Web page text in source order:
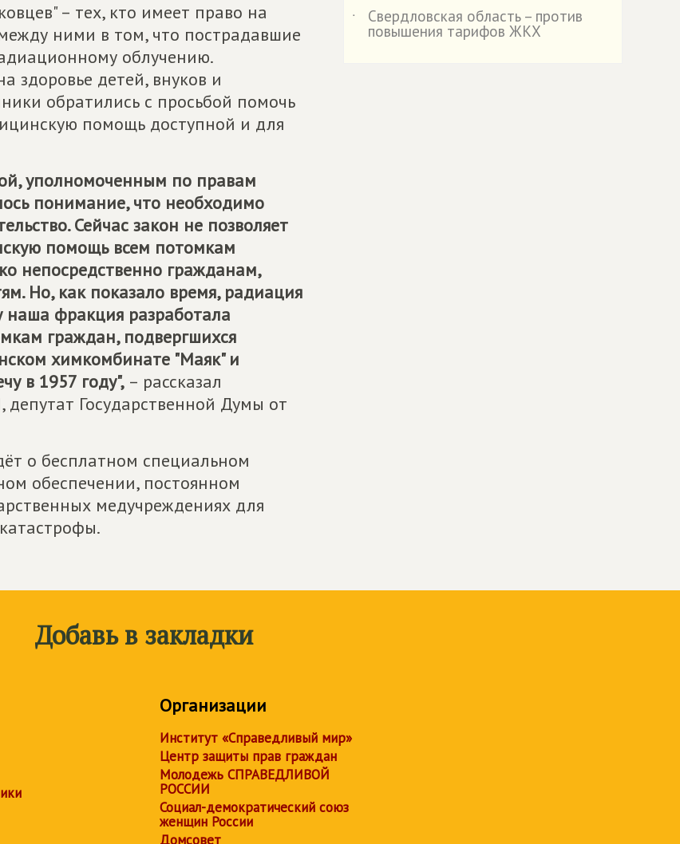
– тех, кто имеет право на
ними в том, что пострадавшие
облучению.
здоровье детей, внуков и
обратились с просьбой помочь
помощь доступной и для
уполномоченным по правам
понимание, что необходимо
Сейчас закон не позволяет
помощь всем потомкам
непосредственно гражданам,
Но, как показало время, радиация
наша фракция разработала
граждан, подвергшихся
химкомбинате "Маяк" и
в 1957 году", – рассказал
Государственной Думы от
о бесплатном специальном
обеспечении, постоянном
медучреждениях для
˙
Свердловская область – против
повышения тарифов ЖКХ
Добавь в закладки
Организации
Институт «Справедливый мир»
Центр защиты прав граждан
Молодежь СПРАВЕДЛИВОЙ
РОССИИ
Социал-демократический союз
женщин России
Домсовет